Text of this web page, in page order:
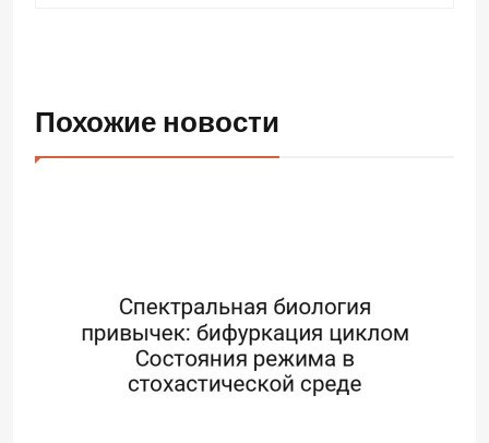
Похожие новости